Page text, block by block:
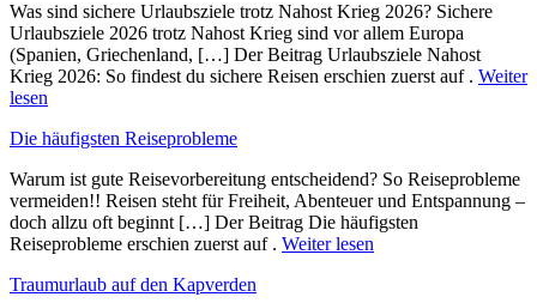
Was sind sichere Urlaubsziele trotz Nahost Krieg 2026? Sichere
Urlaubsziele 2026 trotz Nahost Krieg sind vor allem Europa
(Spanien, Griechenland, […] Der Beitrag Urlaubsziele Nahost
Krieg 2026: So findest du sichere Reisen erschien zuerst auf . Weiter
lesen
Die häufigsten Reiseprobleme
Warum ist gute Reisevorbereitung entscheidend? So Reiseprobleme
vermeiden!! Reisen steht für Freiheit, Abenteuer und Entspannung –
doch allzu oft beginnt […] Der Beitrag Die häufigsten
Reiseprobleme erschien zuerst auf . Weiter lesen
Traumurlaub auf den Kapverden